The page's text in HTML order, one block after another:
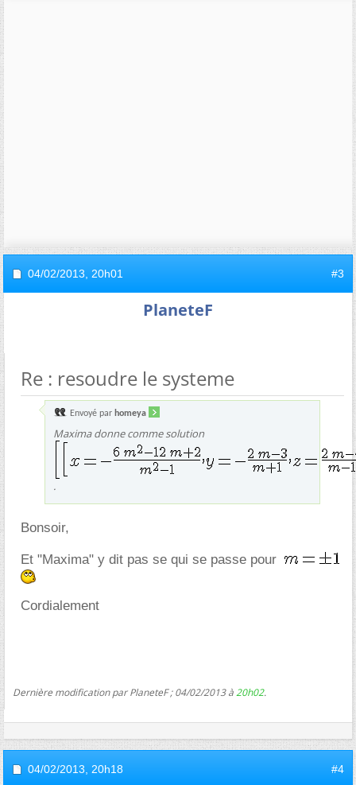
04/02/2013, 20h01 #3
PlaneteF
Re : resoudre le systeme
Envoyé par homeya
Maxima donne comme solution
.
Bonsoir,
Et "Maxima" y dit pas se qui se passe pour
Cordialement
Dernière modification par PlaneteF ; 04/02/2013 à20h02.
04/02/2013, 20h18 #4